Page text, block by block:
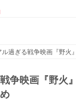
ル過ぎる戦争映画『野火
争映画『野火